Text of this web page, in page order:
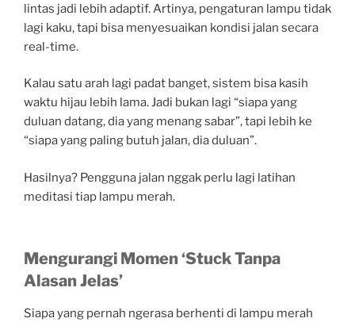
lintas jadi lebih adaptif. Artinya, pengaturan lampu tidak
lagi kaku, tapi bisa menyesuaikan kondisi jalan secara
real-time.
Kalau satu arah lagi padat banget, sistem bisa kasih
waktu hijau lebih lama. Jadi bukan lagi “siapa yang
duluan datang, dia yang menang sabar”, tapi lebih ke
“siapa yang paling butuh jalan, dia duluan”.
Hasilnya? Pengguna jalan nggak perlu lagi latihan
meditasi tiap lampu merah.
Mengurangi Momen ‘Stuck Tanpa
Alasan Jelas’
Siapa yang pernah ngerasa berhenti di lampu merah